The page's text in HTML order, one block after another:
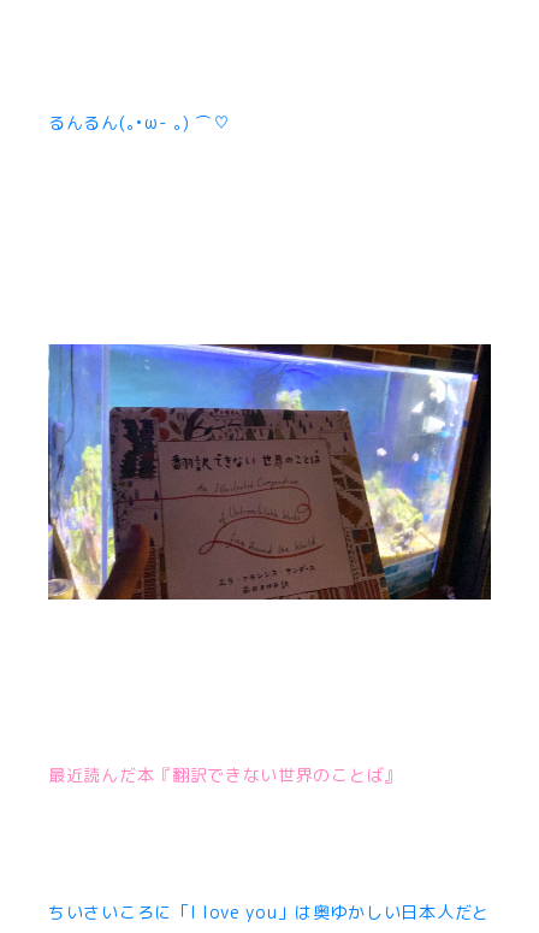
るんるん(｡•ω- ｡) ⌒♡
最近読んだ本『翻訳できない世界のことば』
ちいさいころに「I love you」は奥ゆかしい日本人だと